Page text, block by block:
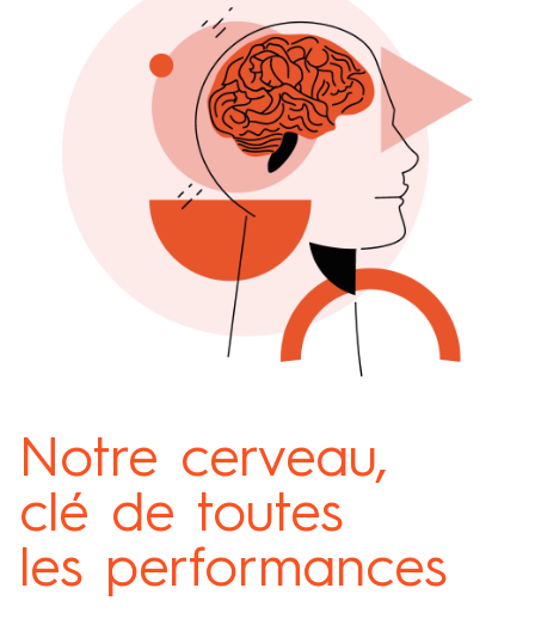
Notre cerveau,
clé de toutes
les performances